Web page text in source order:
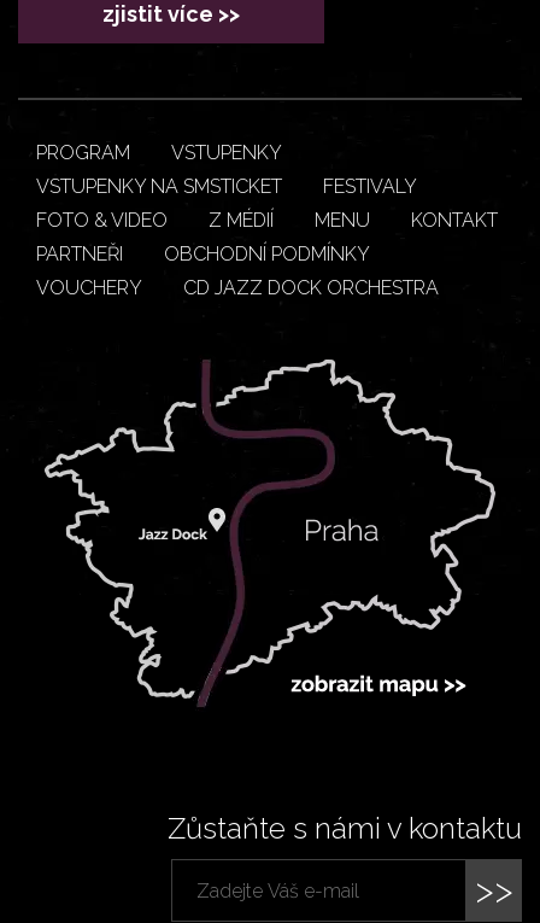
zjistit více >>
PROGRAM
VSTUPENKY
VSTUPENKY NA SMSTICKET
FESTIVALY
FOTO & VIDEO
Z MÉDIÍ MENU
KONTAKT
PARTNEŘI
OBCHODNÍ PODMÍNKY
VOUCHERY
CD JAZZ DOCK ORCHESTRA
Zůstaňte s námi v kontaktu
>>